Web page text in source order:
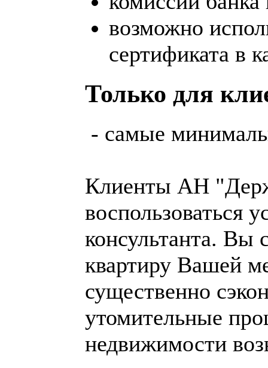
возможно
сертификата в
Только для
- самые
Клиенты АН
воспользоваться
консультанта. Вы
квартиру Вашей
существенно
утомительные
недвижимости